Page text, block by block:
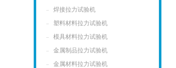
焊接拉力试验机
塑料材料拉力试验机
模具材料拉力试验机
金属制品拉力试验机
金属材料拉力试验机